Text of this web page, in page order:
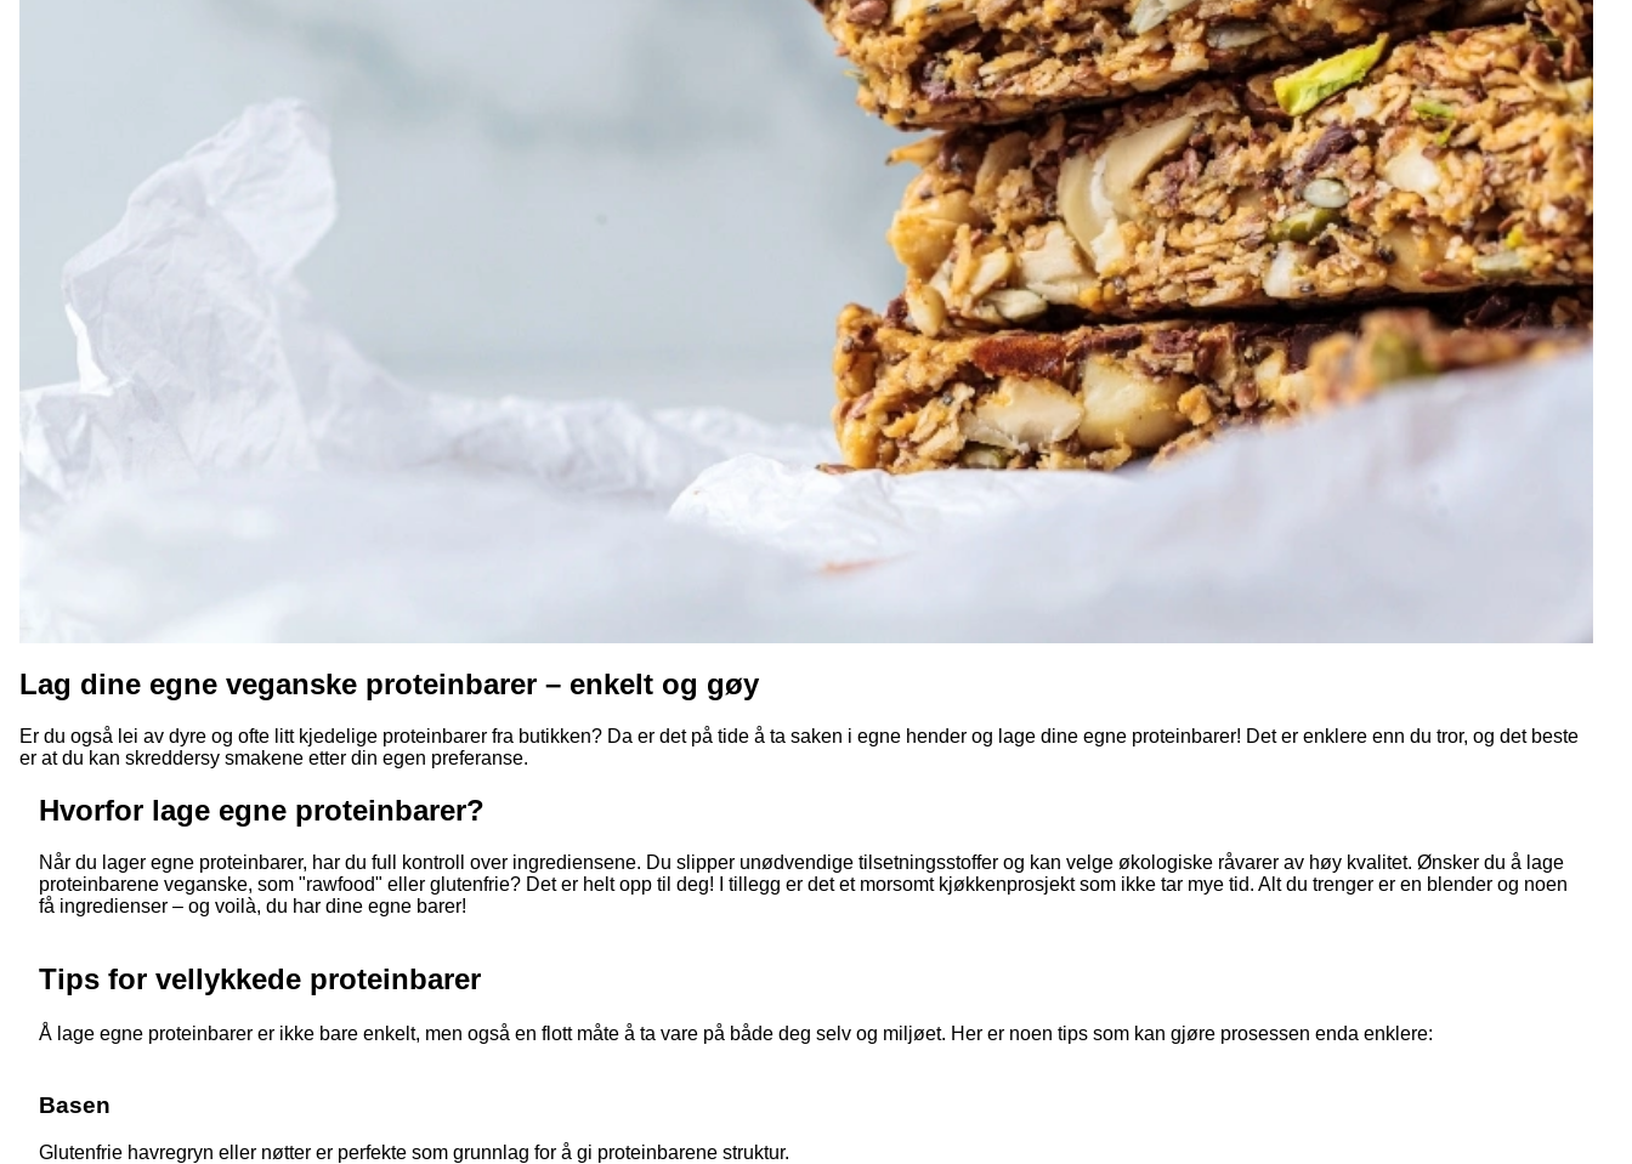
Lag dine egne veganske proteinbarer – enkelt og gøy
Er du også lei av dyre og ofte litt kjedelige proteinbarer fra butikken? Da er det på tide å ta saken i egne hender og lage dine egne proteinbarer! Det er enklere enn du tror, og det beste
er at du kan skreddersy smakene etter din egen preferanse.
Hvorfor lage egne proteinbarer?
Når du lager egne proteinbarer, har du full kontroll over ingrediensene. Du slipper unødvendige tilsetningsstoffer og kan velge økologiske råvarer av høy kvalitet. Ønsker du å lage
proteinbarene veganske, som "rawfood" eller glutenfrie? Det er helt opp til deg! I tillegg er det et morsomt kjøkkenprosjekt som ikke tar mye tid. Alt du trenger er en blender og noen
få ingredienser – og voilà, du har dine egne barer!
Tips for vellykkede proteinbarer
Å lage egne proteinbarer er ikke bare enkelt, men også en flott måte å ta vare på både deg selv og miljøet. Her er noen tips som kan gjøre prosessen enda enklere:
Basen
Glutenfrie havregryn eller nøtter er perfekte som grunnlag for å gi proteinbarene struktur.